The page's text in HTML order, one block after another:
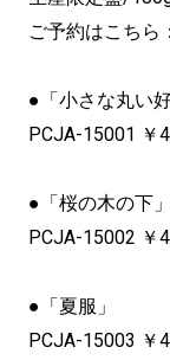
ご予約はこちら
●「小さな丸い好
PCJA-15001 ￥
●「桜の木の下」
PCJA-15002 ￥
●「夏服」
PCJA-15003 ￥